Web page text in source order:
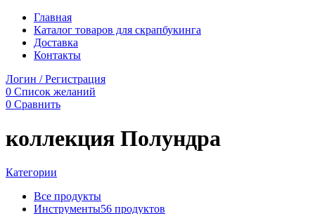
Главная
Каталог товаров для скрапбукинга
Доставка
Контакты
Логин / Регистрация
0 Список желаний
0 Сравнить
коллекция Полундра
Категории
Все продукты
Инструменты56 продуктов